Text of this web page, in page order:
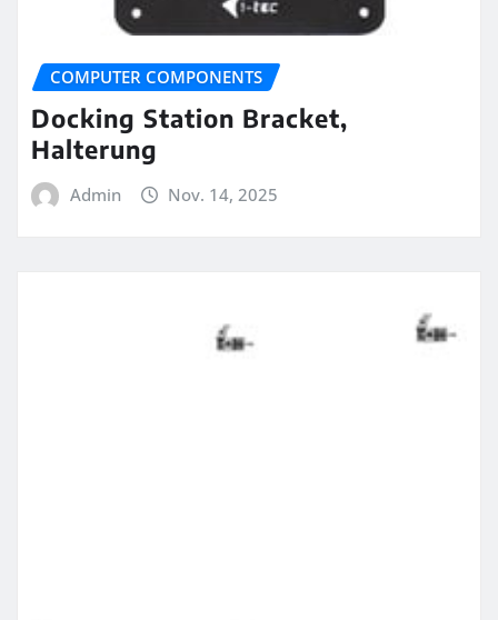
COMPUTER COMPONENTS
Docking Station Bracket,
Halterung
Admin Nov. 14, 2025